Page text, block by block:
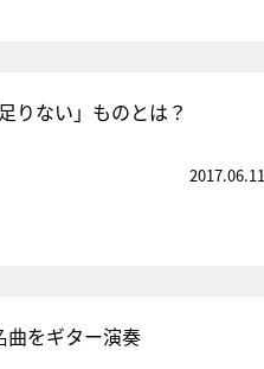
りない」ものとは？
2017.06.11
曲をギター演奏